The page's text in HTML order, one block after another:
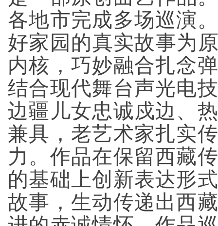
各地市完成多场巡演
好家园的真实故事为
内核，巧妙融合扎念
结合现代舞台声光电
边疆儿女忠诚戍边、
兼具，老艺术家扎实
力。作品在保留西藏
的基础上创新表达形
故事，生动传递出西